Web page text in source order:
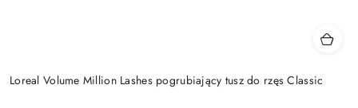
Loreal Volume Million Lashes pogrubiający tusz do rzęs Classic